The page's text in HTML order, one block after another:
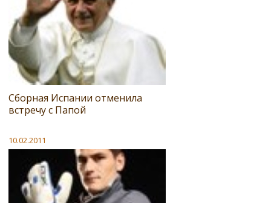
Сборная Испании отменила
встречу с Папой
10.02.2011